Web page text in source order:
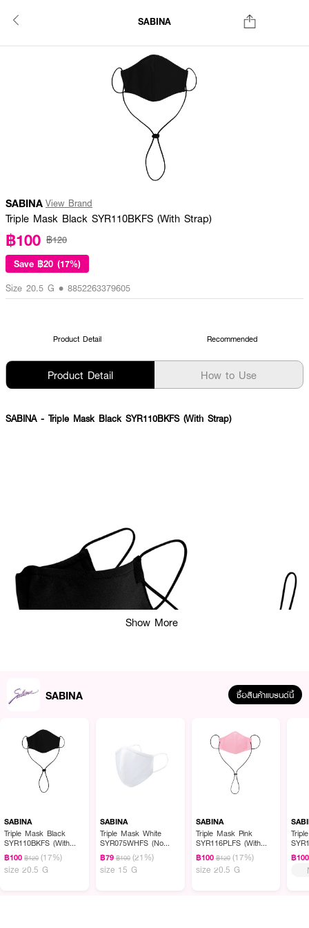
SABINA
SABINA View Brand
Triple Mask Black SYR110BKFS (With Strap)
฿100 ฿120
Save ฿20 (17%)
Size 20.5 G • 8852263379605
Product Detail Recommended
Product Detail How to Use
SABINA- Triple Mask Black SYR110BKFS (With Strap)
ผลลัพธ์ที่ได้ :
●ANTI-BACTERIA ยับยั้งแบคทีเรีย
Show More
SABINA ซื้อสินค้าแบรนด์นี้
SABINA
Triple Mask Black
SYR110BKFS (With
Strap)
฿100 ฿120 (17%)
size 20.5 G
SABINA
Triple Mask White
SYR075WHFS (No
Strap)
฿79 ฿100 (21%)
size 15 G
SABINA
Triple Mask Pink
SYR116PLFS (With
Strap)
฿100 ฿120 (17%)
size 20.5 G
฿100